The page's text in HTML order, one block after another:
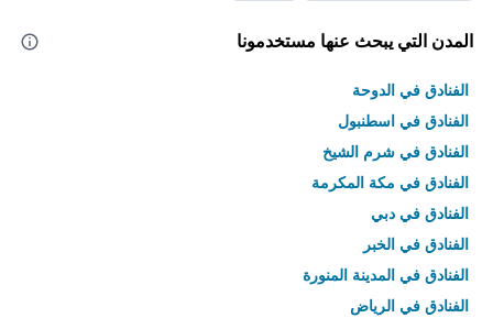
المدن التي يبحث عنها مستخدمونا
الفنادق في الدوحة
الفنادق في اسطنبول
الفنادق في شرم الشيخ
الفنادق في مكة المكرمة
الفنادق في دبي
الفنادق في الخبر
الفنادق في المدينة المنورة
الفنادق في الرياض